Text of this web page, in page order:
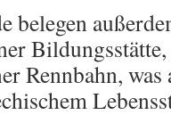
belegen
Rennbahn, was